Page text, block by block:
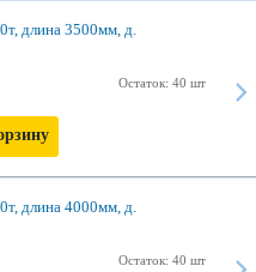
длина 3500мм, д.
Остаток: 40 шт
длина 4000мм, д.
Остаток: 40 шт